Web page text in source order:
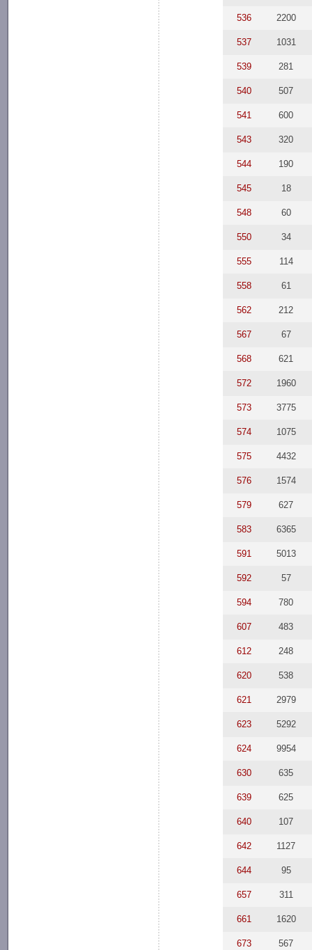
536 2200
537 1031
539 281
540 507
541 600
543 320
544 190
545 18
548 60
550 34
555 114
558 61
562 212
567 67
568 621
572 1960
573 3775
574 1075
575 4432
576 1574
579 627
583 6365
591 5013
592 57
594 780
607 483
612 248
620 538
621 2979
623 5292
624 9954
630 635
639 625
640 107
642 1127
644 95
657 311
661 1620
673 567